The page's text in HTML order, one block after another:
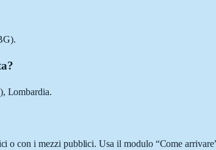
Lombardia.
o con i mezzi pubblici. Usa il modulo “Come